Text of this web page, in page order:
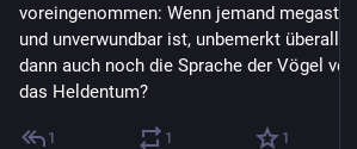
voreingenommen: Wenn jemand
und unverwundbar ist, unbemerkt überall
dann auch noch die Sprache der Vögel
das Heldentum?
1 1 1